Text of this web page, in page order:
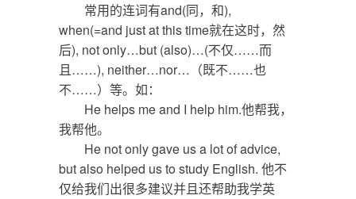
常用的连词有and(同，和),
when(=and just at this time就在这时，然
后), not only…but (also)…(不仅……而
且……), neither…nor…（既不……也
不……）等。如：
He helps me and I help him.他帮我，
我帮他。
He not only gave us a lot of advice,
but also helped us to study English. 他不
仅给我们出很多建议并且还帮助我学英